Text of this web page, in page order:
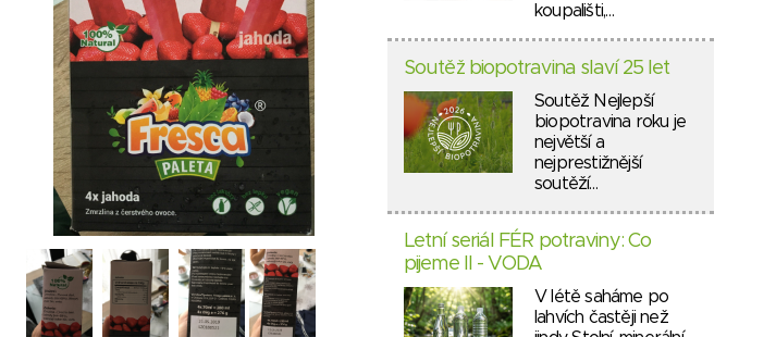
koupališti,…
Soutěž biopotravina slaví 25 let
Soutěž Nejlepší
biopotravina roku je
největší a
nejprestižnější
soutěží…
Letní seriál FÉR potraviny: Co
pijeme II - VODA
V létě saháme po
lahvích častěji než